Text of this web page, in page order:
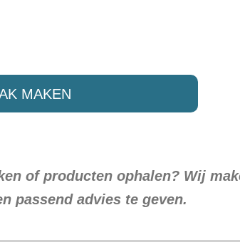
MAKEN
of producten ophalen? Wij
passend advies te geven.